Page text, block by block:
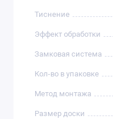
Тиснение
Эффект обработки
Замковая система
Кол-во в упаковке
Метод монтажа
Размер доски